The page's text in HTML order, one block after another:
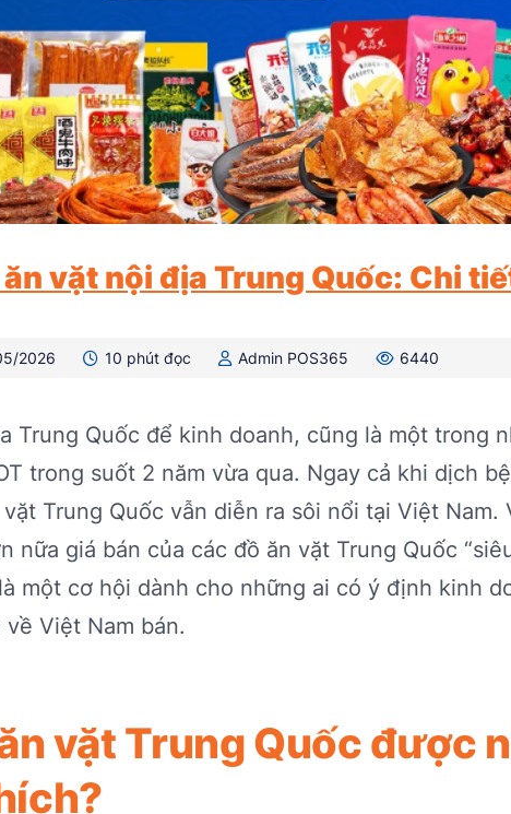
vặt nội địa Trung Quốc: Chi
2026 10 phút đọc Admin POS365 6440
Trung Quốc để kinh doanh, cũng là một trong
trong suốt 2 năm vừa qua. Ngay cả khi dịch
Trung Quốc vẫn diễn ra sôi nổi tại Việt Nam.
nữa giá bán của các đồ ăn vặt Trung Quốc
một cơ hội dành cho những ai có ý định kinh
Việt Nam bán.
vặt Trung Quốc được